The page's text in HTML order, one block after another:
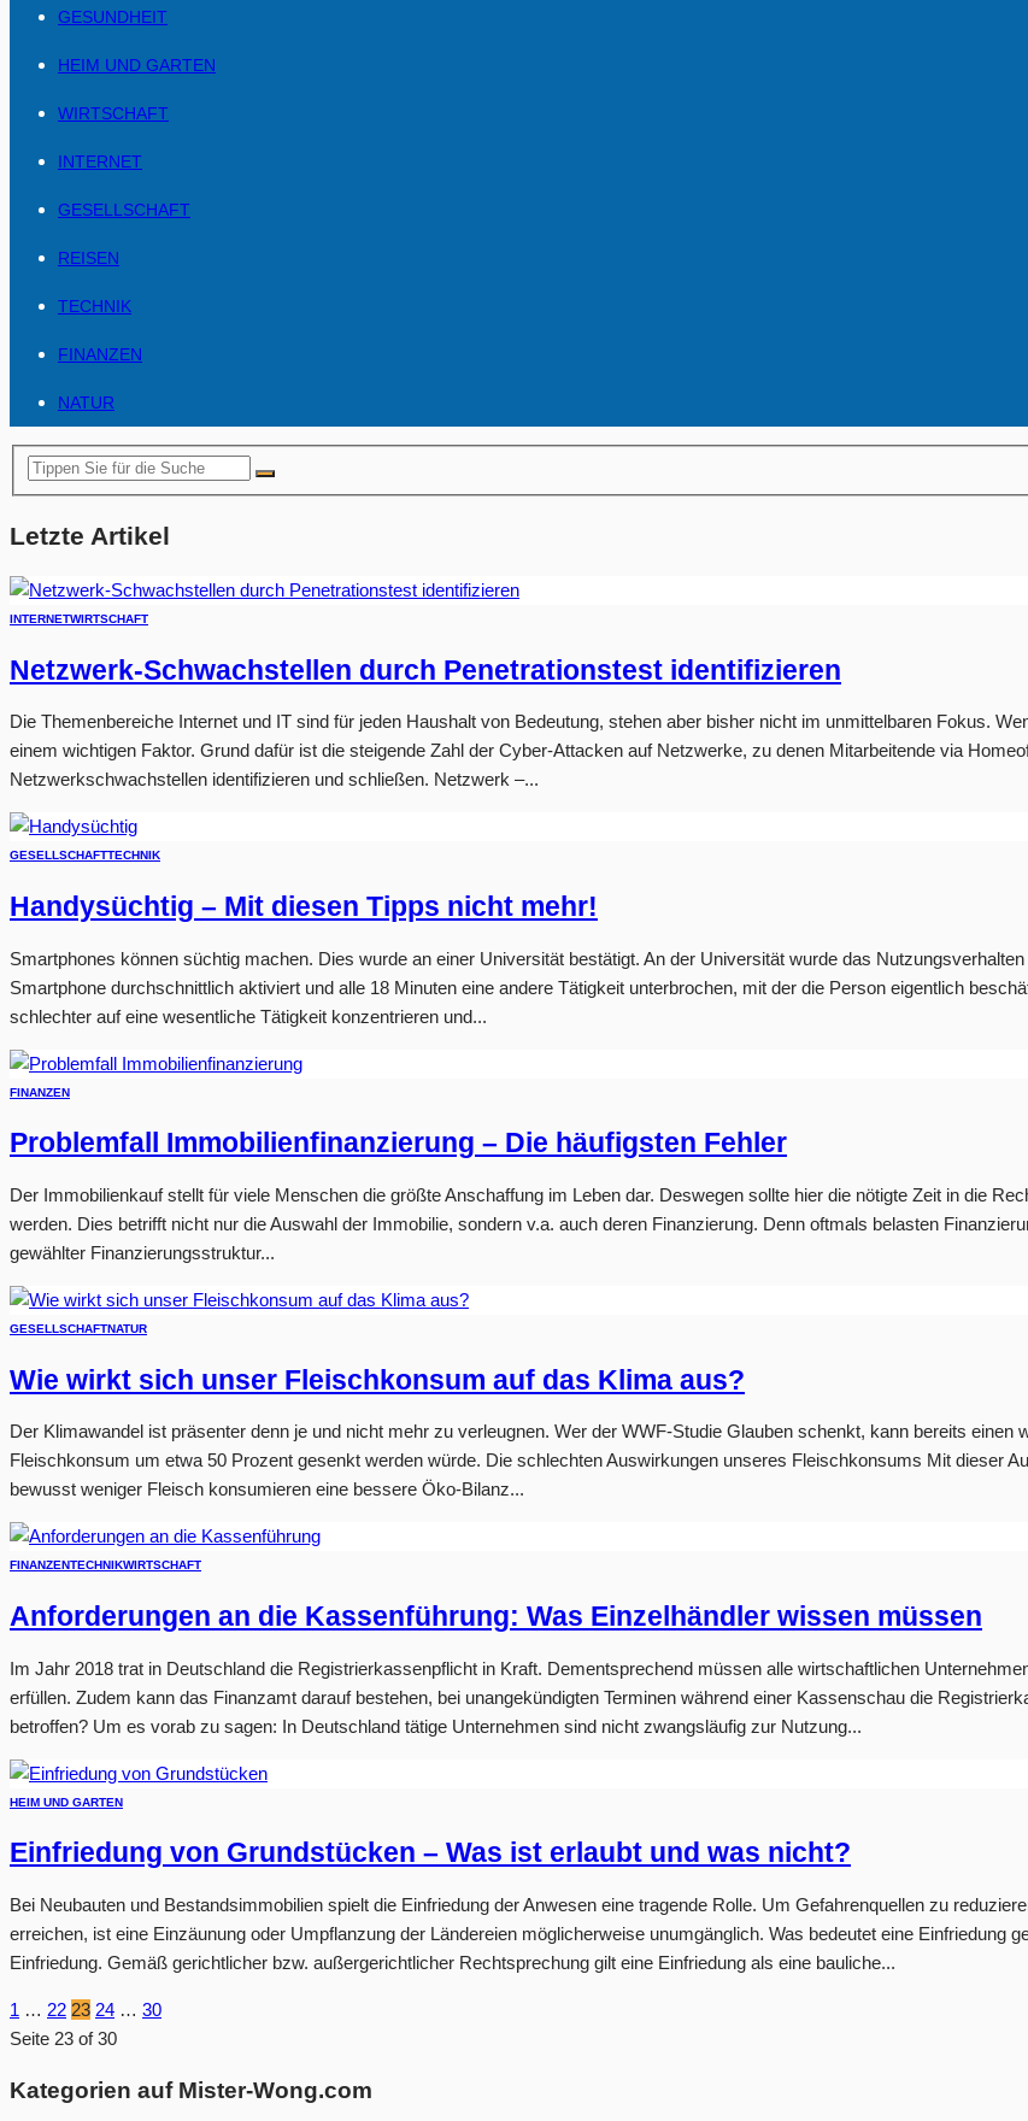
GESUNDHEIT
HEIM UND GARTEN
WIRTSCHAFT
INTERNET
GESELLSCHAFT
REISEN
TECHNIK
FINANZEN
NATUR
Letzte Artikel
INTERNETWIRTSCHAFT
Netzwerk-Schwachstellen durch Penetrationstest identifizieren
Die Themenbereiche Internet und IT sind für jeden Haushalt von Bedeutung, stehen aber bisher nicht im unmittelbaren Fokus.
einem wichtigen Faktor. Grund dafür ist die steigende Zahl der Cyber-Attacken auf Netzwerke, zu denen Mitarbeitende via
Netzwerkschwachstellen identifizieren und schließen. Netzwerk –...
GESELLSCHAFTTECHNIK
Handysüchtig – Mit diesen Tipps nicht mehr!
Smartphones können süchtig machen. Dies wurde an einer Universität bestätigt. An der Universität wurde das
Smartphone durchschnittlich aktiviert und alle 18 Minuten eine andere Tätigkeit unterbrochen, mit der die Person eigentlich
schlechter auf eine wesentliche Tätigkeit konzentrieren und...
FINANZEN
Problemfall Immobilienfinanzierung – Die häufigsten Fehler
Der Immobilienkauf stellt für viele Menschen die größte Anschaffung im Leben dar. Deswegen sollte hier die nötigte Zeit in die
werden. Dies betrifft nicht nur die Auswahl der Immobilie, sondern v.a. auch deren Finanzierung. Denn oftmals belasten
gewählter Finanzierungsstruktur...
GESELLSCHAFTNATUR
Wie wirkt sich unser Fleischkonsum auf das Klima aus?
Der Klimawandel ist präsenter denn je und nicht mehr zu verleugnen. Wer der WWF-Studie Glauben schenkt, kann bereits
Fleischkonsum um etwa 50 Prozent gesenkt werden würde. Die schlechten Auswirkungen unseres Fleischkonsums Mit dieser
bewusst weniger Fleisch konsumieren eine bessere Öko-Bilanz...
FINANZENTECHNIKWIRTSCHAFT
Anforderungen an die Kassenführung: Was Einzelhändler wissen müssen
Im Jahr 2018 trat in Deutschland die Registrierkassenpflicht in Kraft. Dementsprechend müssen alle wirtschaftlichen
erfüllen. Zudem kann das Finanzamt darauf bestehen, bei unangekündigten Terminen während einer Kassenschau die
betroffen? Um es vorab zu sagen: In Deutschland tätige Unternehmen sind nicht zwangsläufig zur Nutzung...
HEIM UND GARTEN
Einfriedung von Grundstücken – Was ist erlaubt und was nicht?
Bei Neubauten und Bestandsimmobilien spielt die Einfriedung der Anwesen eine tragende Rolle. Um Gefahrenquellen zu
erreichen, ist eine Einzäunung oder Umpflanzung der Ländereien möglicherweise unumgänglich. Was bedeutet eine Einfriedung
Einfriedung. Gemäß gerichtlicher bzw. außergerichtlicher Rechtsprechung gilt eine Einfriedung als eine bauliche...
1 … 22 23 24 … 30
Seite 23 of 30
Kategorien auf Mister-Wong.com